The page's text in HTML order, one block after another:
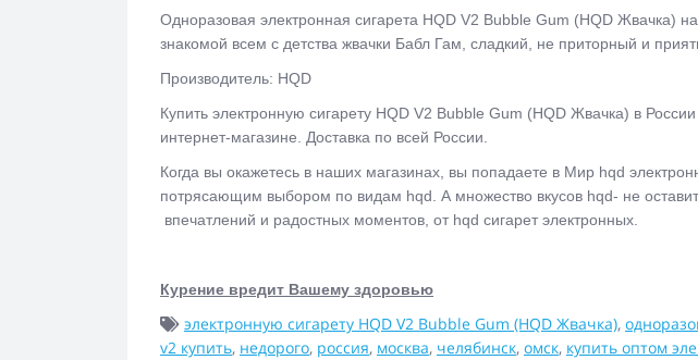
Одноразовая электронная сигарета HQD V2 Bubble Gum (HQD Жвачка)
знакомой всем с детства жвачки Бабл Гам, сладкий, не приторный и
Производитель: HQD
Купить электронную сигарету HQD V2 Bubble Gum (HQD Жвачка) в
интернет-магазине. Доставка по всей России.
Когда вы окажетесь в наших магазинах, вы попадаете в Мир hqd
потрясающим выбором по видам hqd. А множество вкусов hqd- не
впечатлений и радостных моментов, от hqd сигарет электронных.
Курение вредит Вашему здоровью
электронную сигарету HQD V2 Bubble Gum (HQD Жвачка),
v2 купить, недорого, россия, москва, челябинск, омск, купить оптом